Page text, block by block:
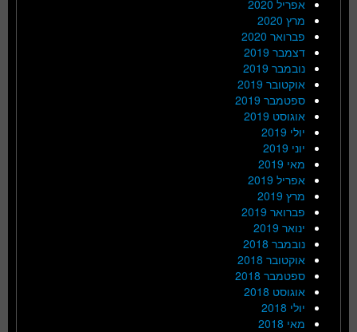
אפריל 2020
מרץ 2020
פברואר 2020
דצמבר 2019
נובמבר 2019
אוקטובר 2019
ספטמבר 2019
אוגוסט 2019
יולי 2019
יוני 2019
מאי 2019
אפריל 2019
מרץ 2019
פברואר 2019
ינואר 2019
נובמבר 2018
אוקטובר 2018
ספטמבר 2018
אוגוסט 2018
יולי 2018
מאי 2018